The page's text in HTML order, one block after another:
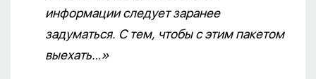
информации следует заранее
задуматься. С тем, чтобы с этим пакетом
выехать…»